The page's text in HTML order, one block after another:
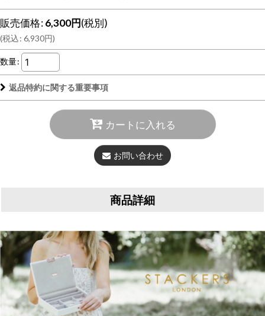
販売価格:6,300円(税別)
(税込: 6,930円)
数量:
返品特約に関する重要事項
カートに入れる
お問い合わせ
商品詳細